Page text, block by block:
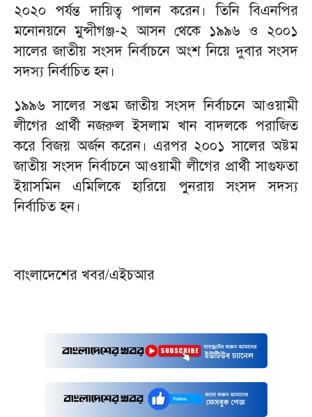
২০২০ পর্যন্ত দায়িত্ব পালন করেন। তিনি বিএনপির
মনোনয়নে মুন্সীগঞ্জ-২ আসন থেকে ১৯৯৬ ও ২০০১
সালের জাতীয় সংসদ নির্বাচনে অংশ নিয়ে দুবার সংসদ
সদস্য নির্বাচিত হন।
১৯৯৬ সালের সপ্তম জাতীয় সংসদ নির্বাচনে আওয়ামী
লীগের প্রার্থী নজরুল ইসলাম খান বাদলকে পরাজিত
করে বিজয় অর্জন করেন। এরপর ২০০১ সালের অষ্টম
জাতীয় সংসদ নির্বাচনে আওয়ামী লীগের প্রার্থী সাগুফতা
ইয়াসমিন এমিলিকে হারিয়ে পুনরায় সংসদ সদস্য
নির্বাচিত হন।
বাংলাদেশের খবর/এইচআর